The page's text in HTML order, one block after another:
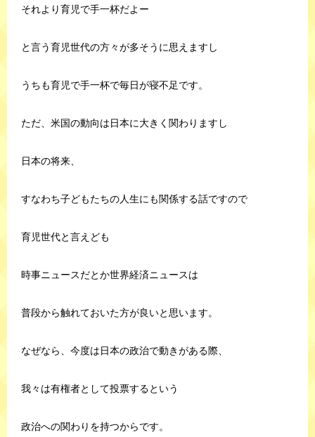
それより育児で手一杯だよー
と言う育児世代の方々が多そうに思えますし
うちも育児で手一杯で毎日が寝不足です。
ただ、米国の動向は日本に大きく関わりますし
日本の将来、
すなわち子どもたちの人生にも関係する話ですので
育児世代と言えども
時事ニュースだとか世界経済ニュースは
普段から触れておいた方が良いと思います。
なぜなら、今度は日本の政治で動きがある際、
我々は有権者として投票するという
政治への関わりを持つからです。